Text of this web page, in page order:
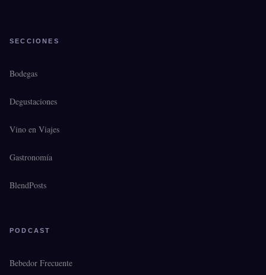
SECCIONES
Bodegas
Degustaciones
Vino en Viajes
Gastronomía
BlendPosts
PODCAST
Bebedor Frecuente